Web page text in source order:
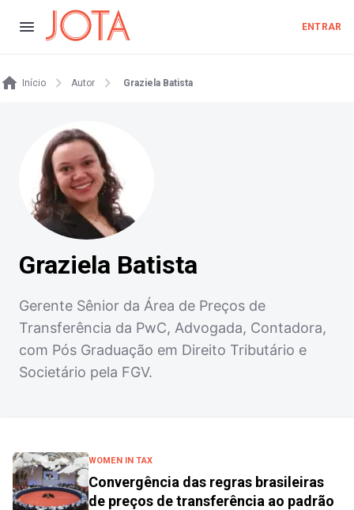
ENTRAR
Início Autor Graziela Batista
Graziela Batista
Gerente Sênior da Área de Preços de
Transferência da PwC, Advogada, Contadora,
com Pós Graduação em Direito Tributário e
Societário pela FGV.
WOMEN IN TAX
Convergência das regras brasileiras
de preços de transferência ao padrão